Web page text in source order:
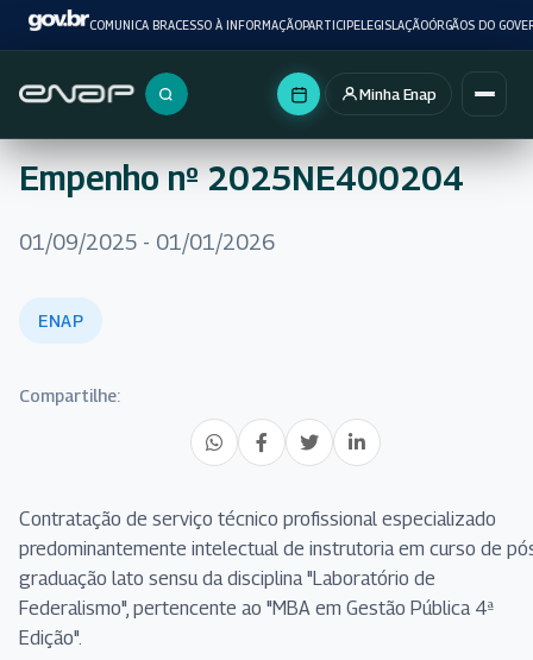
COMUNICA BRACESSO À INFORMAÇÃOPARTICIPELEGISLAÇÃOÓRGÃOS DO
Buscar no portal
Minha Enap
Empenho nº 2025NE400204
01/09/2025 - 01/01/2026
ENAP
Compartilhe:
Contratação de serviço técnico profissional especializado
predominantemente intelectual de instrutoria em curso de
graduação lato sensu da disciplina "Laboratório de
Federalismo", pertencente ao "MBA em Gestão Pública 4ª
Edição".